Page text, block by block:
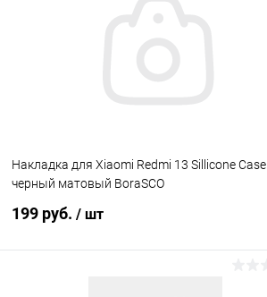
Накладка для Xiaomi Redmi 13 Sillicone Case
черный матовый BoraSCO
199 руб. / шт